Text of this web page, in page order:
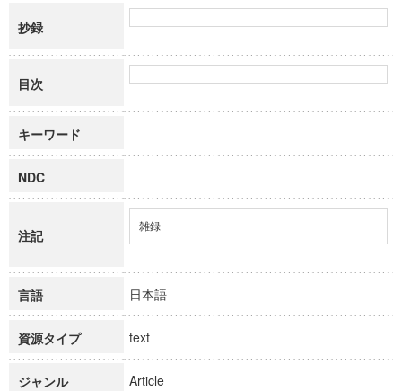
抄録
目次
キーワード
NDC
注記
雑録
言語 日本語
資源タイプ text
ジャンル Article